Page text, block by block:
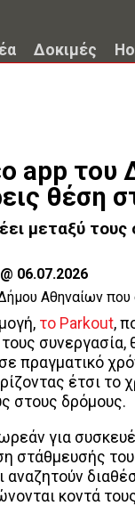
Δοκιμές
app του
θέση
μεταξύ
@ 06.07.2026
το Parkout,
πραγματικό
έτσι
στους δρόμους.
για
στάθμευσής
αναζητούν
κοντά